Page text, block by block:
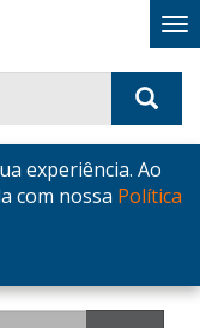
experiência. Ao
com nossa Política
2016
de